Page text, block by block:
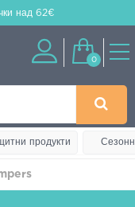
над 62€
0
продукти